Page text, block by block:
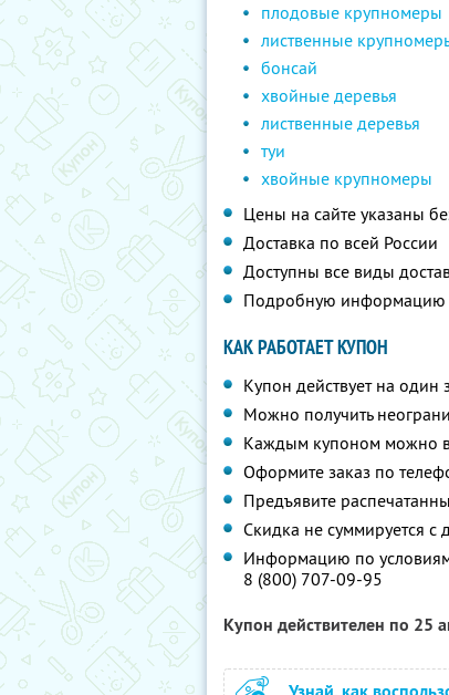
плодовые крупномеры
лиственные
бонсай
хвойные деревья
лиственные деревья
туи
хвойные крупномеры
Цены на сайте указаны
Доставка по всей России
Доступны все виды
Подробную информацию
КАК РАБОТАЕТ КУПОН
Купон действует на один
Можно получить
Каждым купоном можно
Оформите заказ по
Предъявите
Скидка не суммируется
Информацию по
8 (800) 707-09-95
Купон действителен по 25